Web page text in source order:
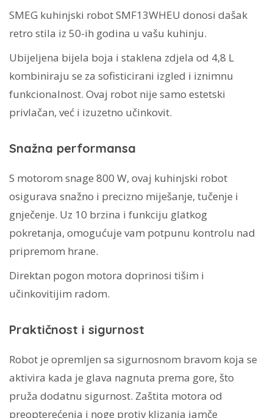
SMEG kuhinjski robot SMF13WHEU donosi dašak
retro stila iz 50-ih godina u vašu kuhinju.
Ubijeljena bijela boja i staklena zdjela od 4,8 L
kombiniraju se za sofisticirani izgled i iznimnu
funkcionalnost. Ovaj robot nije samo estetski
privlačan, već i izuzetno učinkovit.
Snažna performansa
S motorom snage 800 W, ovaj kuhinjski robot
osigurava snažno i precizno miješanje, tučenje i
gnječenje. Uz 10 brzina i funkciju glatkog
pokretanja, omogućuje vam potpunu kontrolu nad
pripremom hrane.
Direktan pogon motora doprinosi tišim i
učinkovitijim radom.
Praktičnost i sigurnost
Robot je opremljen sa sigurnosnom bravom koja se
aktivira kada je glava nagnuta prema gore, što
pruža dodatnu sigurnost. Zaštita motora od
preopterećenja i noge protiv klizanja jamče